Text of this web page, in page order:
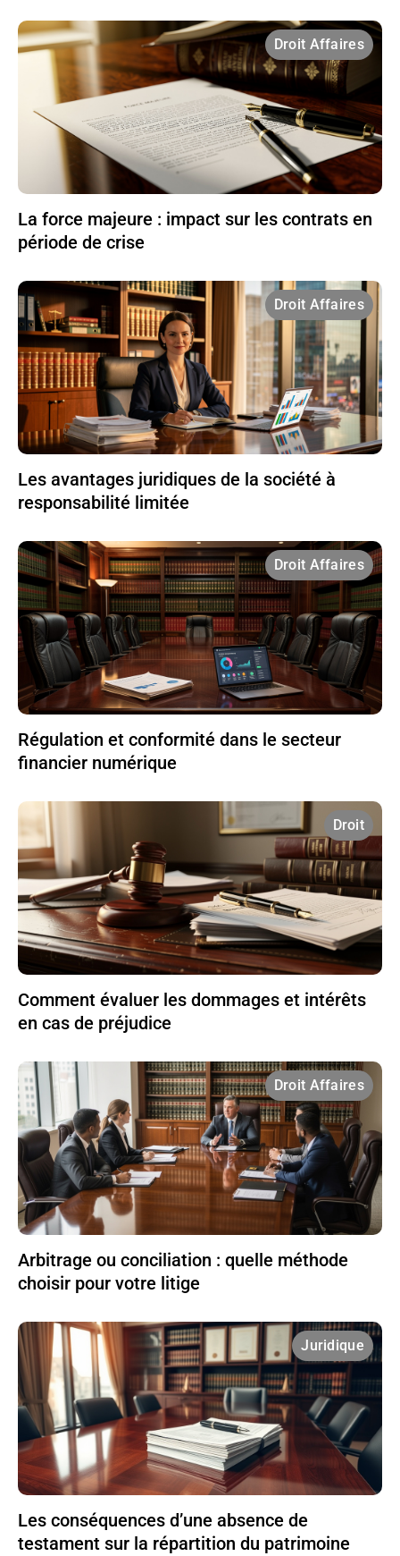
Droit Affaires
La force majeure : impact sur les contrats en
période de crise
Droit Affaires
Les avantages juridiques de la société à
responsabilité limitée
Droit Affaires
Régulation et conformité dans le secteur
financier numérique
Droit
Comment évaluer les dommages et intérêts
en cas de préjudice
Droit Affaires
Arbitrage ou conciliation : quelle méthode
choisir pour votre litige
Juridique
Les conséquences d’une absence de
testament sur la répartition du patrimoine